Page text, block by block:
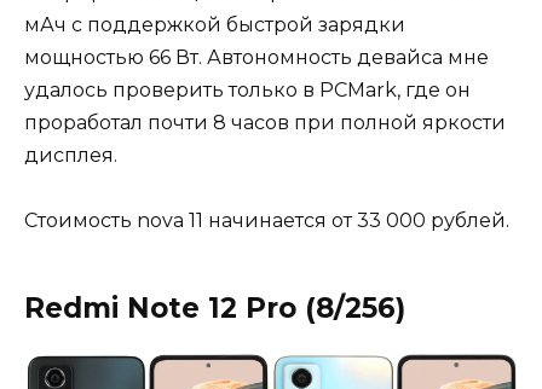
мАч с поддержкой быстрой зарядки
мощностью 66 Вт. Автономность девайса мне
удалось проверить только в PCMark, где он
проработал почти 8 часов при полной яркости
дисплея.
Стоимость nova 11 начинается от 33 000 рублей.
Redmi Note 12 Pro (8/256)